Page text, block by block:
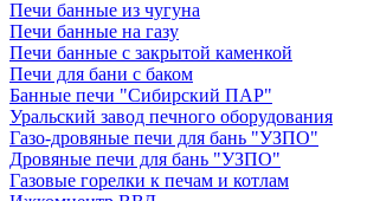
Печи банные из чугуна
Печи банные на газу
Печи банные с закрытой каменкой
Печи для бани с баком
Банные печи "Сибирский ПАР"
Уральский завод печного оборудования
Газо-дровяные печи для бань "УЗПО"
Дровяные печи для бань "УЗПО"
Газовые горелки к печам и котлам